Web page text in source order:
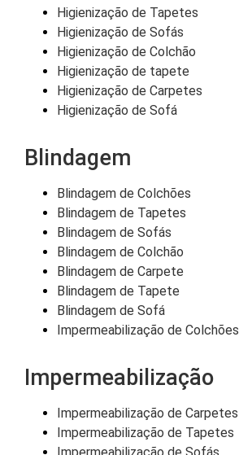
Higienização de Tapetes
Higienização de Sofás
Higienização de Colchão
Higienização de tapete
Higienização de Carpetes
Higienização de Sofá
Blindagem
Blindagem de Colchões
Blindagem de Tapetes
Blindagem de Sofás
Blindagem de Colchão
Blindagem de Carpete
Blindagem de Tapete
Blindagem de Sofá
Impermeabilização de Colchões
Impermeabilização
Impermeabilização de Carpetes
Impermeabilização de Tapetes